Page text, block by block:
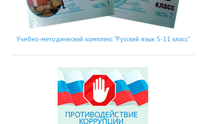
Учебно-методический комплекс "Русский язык 5-11 класс"